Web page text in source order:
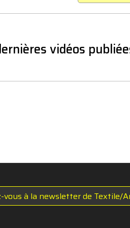
vidéos
vous à la newsletter de Textile/